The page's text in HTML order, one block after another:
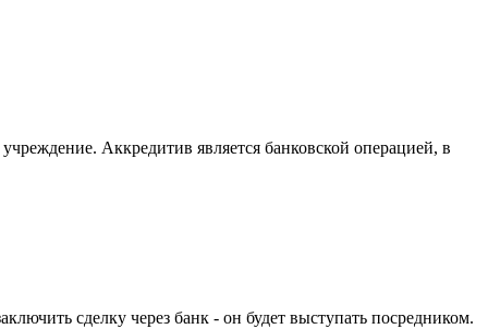
Аккредитив является банковской операцией, в
сделку через банк - он будет выступать посредником.